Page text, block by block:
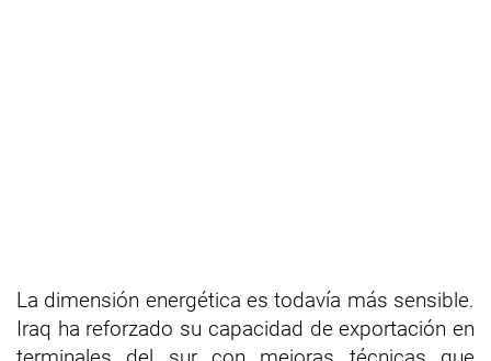
La dimensión energética es todavía más sensible.
Iraq ha reforzado su capacidad de exportación en